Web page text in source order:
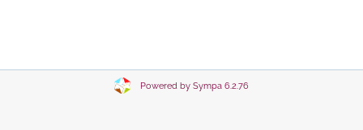
Powered by Sympa 6.2.76